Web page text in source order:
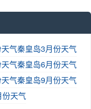
气秦皇岛3月份天气
气秦皇岛6月份天气
气秦皇岛9月份天气
份天气